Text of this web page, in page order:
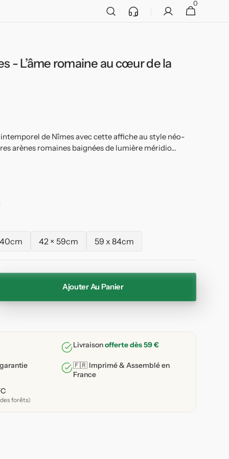
Service
client
Panier
0
0 article
Ouvrir
2
galerie
- L’âme romaine au cœur de la
de Nîmes avec cette affiche au style néo-
arènes romaines baignées de lumière méridio...
Variante
ou
42 × 59cm
Variante
ou
indisponible
59 x 84cm
Variante
ou
indisponible
Ajouter Au Panier
Livraisonofferte dès 59 €
🇫🇷 Imprimé & Assemblé en
France
forêts)